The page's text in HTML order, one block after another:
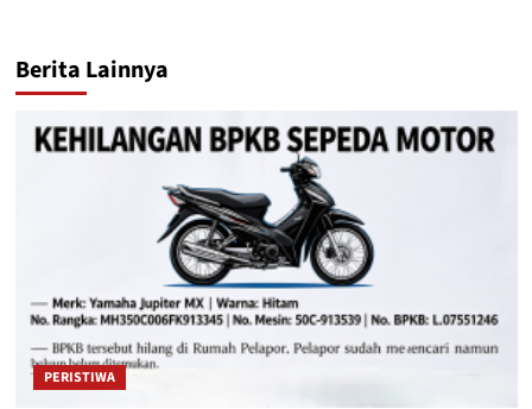
Berita Lainnya
PERISTIWA